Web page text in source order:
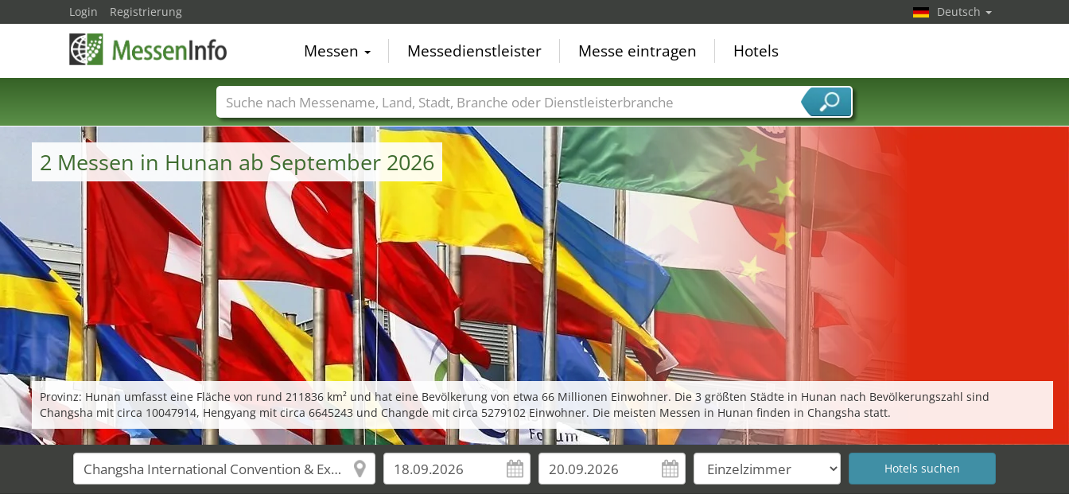
2 Messen in Hunan ab September 2026
Provinz: Hunan umfasst eine Fläche von rund 211836 km² und hat eine Bevölkerung von etwa 66 Millionen Einwohner. Die 3 größten Städte in Hunan nach Bevölkerungszahl sind
Changsha mit circa 10047914, Hengyang mit circa 6645243 und Changde mit circa 5279102 Einwohner. Die meisten Messen in Hunan finden in Changsha statt.
Login Registrierung Deutsch
Messen Messedienstleister Messe eintragen Hotels
Messenamen Länder Städte Branchen Dienstleisterbranchen